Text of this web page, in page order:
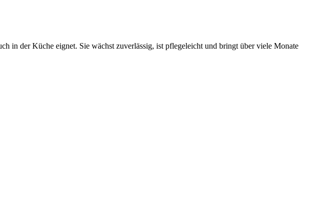
in der Küche eignet. Sie wächst zuverlässig, ist pflegeleicht und bringt über viele Monate